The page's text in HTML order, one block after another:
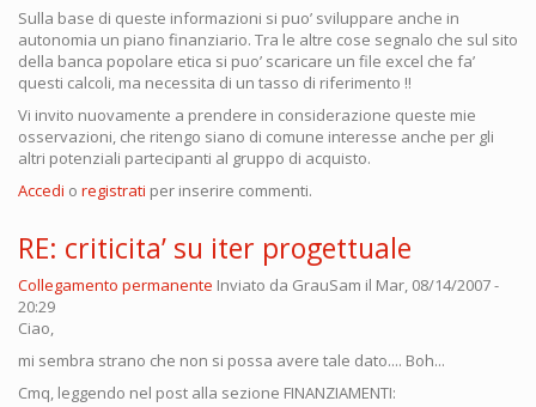
Sulla base di queste informazioni si puo’ sviluppare anche in
autonomia un piano finanziario. Tra le altre cose segnalo che sul sito
della banca popolare etica si puo’ scaricare un file excel che fa’
questi calcoli, ma necessita di un tasso di riferimento !!
Vi invito nuovamente a prendere in considerazione queste mie
osservazioni, che ritengo siano di comune interesse anche per gli
altri potenziali partecipanti al gruppo di acquisto.
Accedi o registrati per inserire commenti.
RE: criticita’ su iter progettuale
Collegamento permanente Inviato da GrauSam il Mar, 08/14/2007 -
20:29
Ciao,
mi sembra strano che non si possa avere tale dato.... Boh...
Cmq, leggendo nel post alla sezione FINANZIAMENTI: